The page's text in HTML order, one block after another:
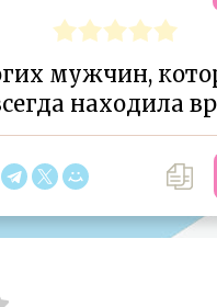
мужчин,
находила